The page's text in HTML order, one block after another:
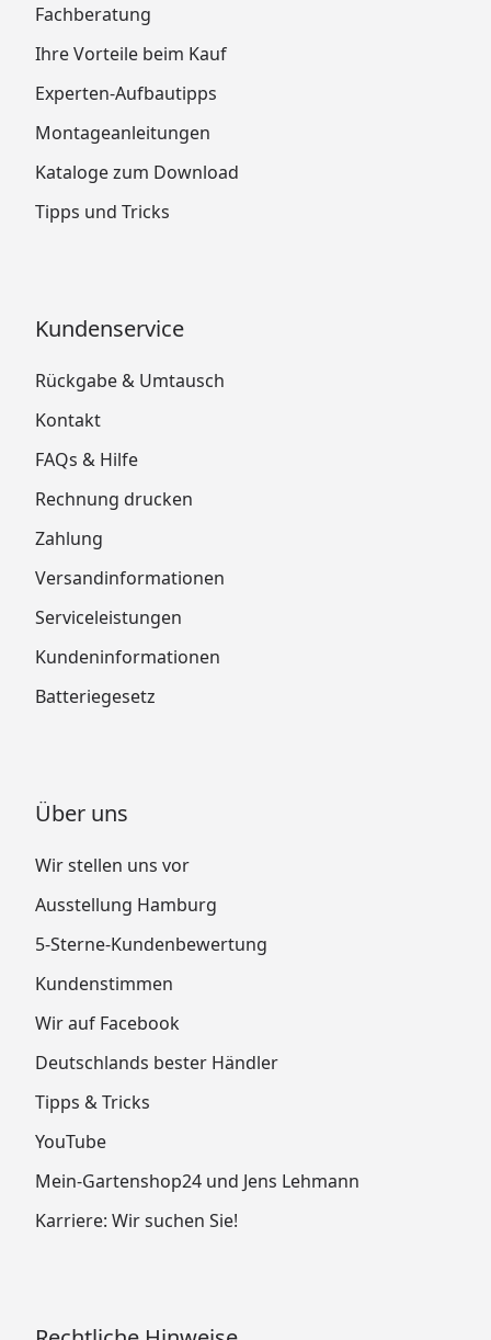
Fachberatung
Ihre Vorteile beim Kauf
Experten-Aufbautipps
Montageanleitungen
Kataloge zum Download
Tipps und Tricks
Kundenservice
Rückgabe & Umtausch
Kontakt
FAQs & Hilfe
Rechnung drucken
Zahlung
Versandinformationen
Serviceleistungen
Kundeninformationen
Batteriegesetz
Über uns
Wir stellen uns vor
Ausstellung Hamburg
5-Sterne-Kundenbewertung
Kundenstimmen
Wir auf Facebook
Deutschlands bester Händler
Tipps & Tricks
YouTube
Mein-Gartenshop24 und Jens Lehmann
Karriere: Wir suchen Sie!